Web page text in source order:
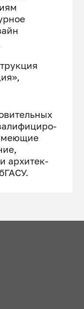
архитек­